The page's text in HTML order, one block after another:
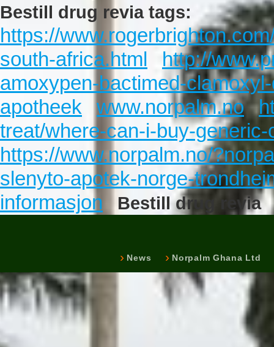
Bestill drug revia tags:
https://
south-africa.html
http://
amoxypen-bactimed-
apotheek
www.norpalm.no
treat/where-can-i-buy-
https://www.norpalm.no/
slenyto-apotek-norge-
informasjon
Bestill drug revia
News Norpalm Ghana Ltd